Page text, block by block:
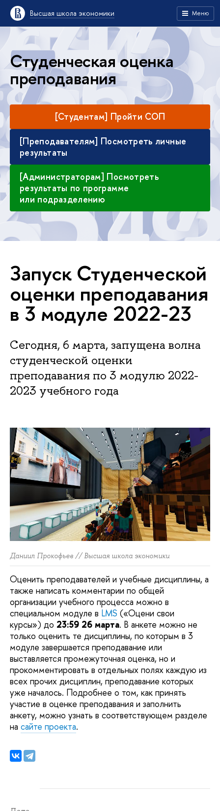
Высшая школа экономики Меню
Студенческая оценка
преподавания
[Студентам] Пройти СОП
[Преподавателям] Посмотреть личные
результаты
[Администраторам] Посмотреть
результаты по программе
или подразделению
Запуск Студенческой
оценки преподавания
в 3 модуле 2022-23
Сегодня, 6 марта, запущена волна
студенческой оценки
преподавания по 3 модулю 2022-
2023 учебного года
Даниил Прокофьев // Высшая школа экономики
Оценить преподавателей и учебные дисциплины, а
также написать комментарии по общей
организации учебного процесса можно в
специальном модуле в LMS («Оцени свои
курсы») до 23:59 26 марта. В анкете можно не
только оценить те дисциплины, по которым в 3
модуле завершается преподавание или
выставляется промежуточная оценка, но и
прокомментировать в отдельных полях каждую из
всех прочих дисциплин, преподавание которых
уже началось. Подробнее о том, как принять
участие в оценке преподавания и заполнить
анкету, можно узнать в соответствующем разделе
на сайте проекта.